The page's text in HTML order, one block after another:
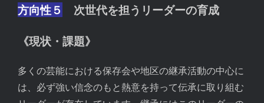
方向性５ 次世代を担うリーダーの育成
《現状・課題》
多くの芸能における保存会や地区の継承活動の中心に
は、必ず強い信念のもと熱意を持って伝承に取り組む